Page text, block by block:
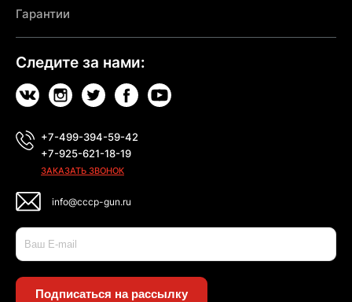
Гарантии
Следите за нами:
+7-499-394-59-42
+7-925-621-18-19
ЗАКАЗАТЬ ЗВОНОК
info@cccp-gun.ru
Подписаться на рассылку